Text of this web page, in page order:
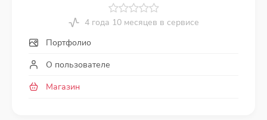
4 года 10 месяцев в сервисе
Портфолио
О пользователе
Магазин